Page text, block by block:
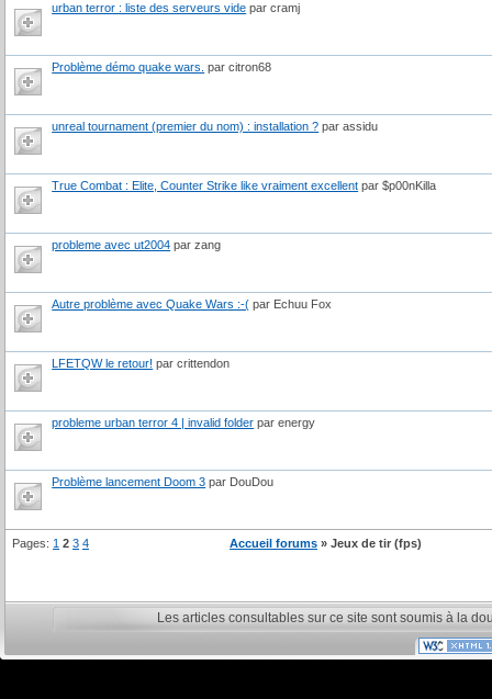
urban terror : liste des serveurs vide par cramj
Problème démo quake wars. par citron68
unreal tournament (premier du nom) : installation ? par assidu
True Combat : Elite, Counter Strike like vraiment excellent par $p00nKilla
probleme avec ut2004 par zang
Autre problème avec Quake Wars :-( par Echuu Fox
LFETQW le retour! par crittendon
probleme urban terror 4 | invalid folder par energy
Problème lancement Doom 3 par DouDou
Pages: 1 2 3 4 Accueil forums » Jeux de tir (fps)
Les articles consultables sur ce site sont soumis à la